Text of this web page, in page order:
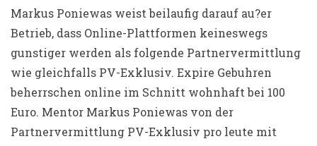
Markus Poniewas weist beilaufig darauf au?er
Betrieb, dass Online-Plattformen keineswegs
gunstiger werden als folgende Partnervermittlung
wie gleichfalls PV-Exklusiv. Expire Gebuhren
beherrschen online im Schnitt wohnhaft bei 100
Euro. Mentor Markus Poniewas von der
Partnervermittlung PV-Exklusiv pro leute mit